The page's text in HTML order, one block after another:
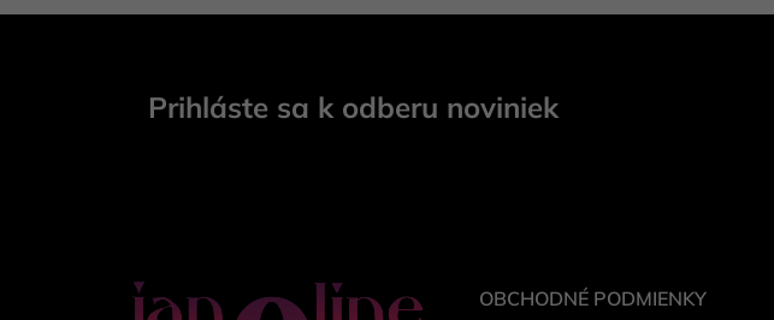
Prihláste sa k odberu noviniek
OBCHODNÉ PODMIENKY